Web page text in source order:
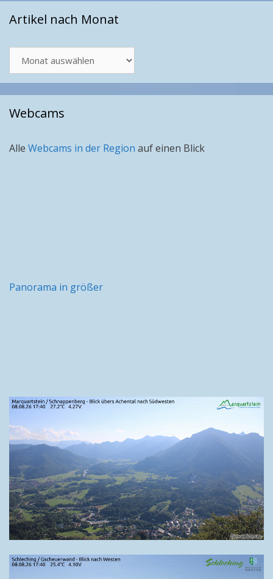
Artikel nach Monat
nach
Monat
Webcams
Alle Webcams in der Region auf einen Blick
Panorama in größer